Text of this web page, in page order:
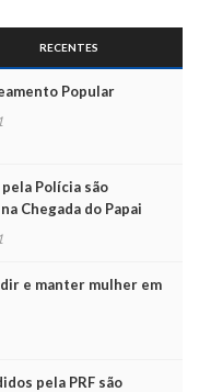
RECENTES
Popular
Polícia são
Chegada do Papai
e manter mulher em
pela PRF são